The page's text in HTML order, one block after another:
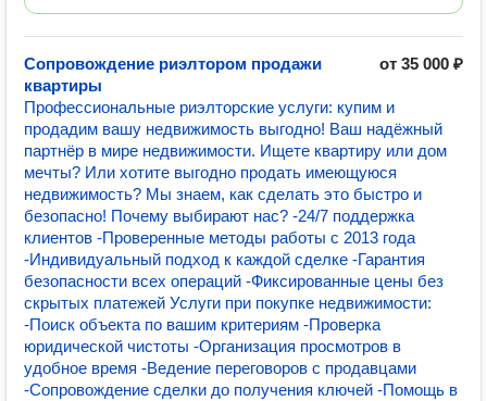
Сопровождение риэлтором продажи
квартиры
от 35 000 ₽
Профессиональные риэлторские услуги: купим и
продадим вашу недвижимость выгодно! Ваш надёжный
партнёр в мире недвижимости. Ищете квартиру или дом
мечты? Или хотите выгодно продать имеющуюся
недвижимость? Мы знаем, как сделать это быстро и
безопасно! Почему выбирают нас? -24/7 поддержка
клиентов -Проверенные методы работы с 2013 года
-Индивидуальный подход к каждой сделке -Гарантия
безопасности всех операций -Фиксированные цены без
скрытых платежей Услуги при покупке недвижимости:
-Поиск объекта по вашим критериям -Проверка
юридической чистоты -Организация просмотров в
удобное время -Ведение переговоров с продавцами
-Сопровождение сделки до получения ключей -Помощь в